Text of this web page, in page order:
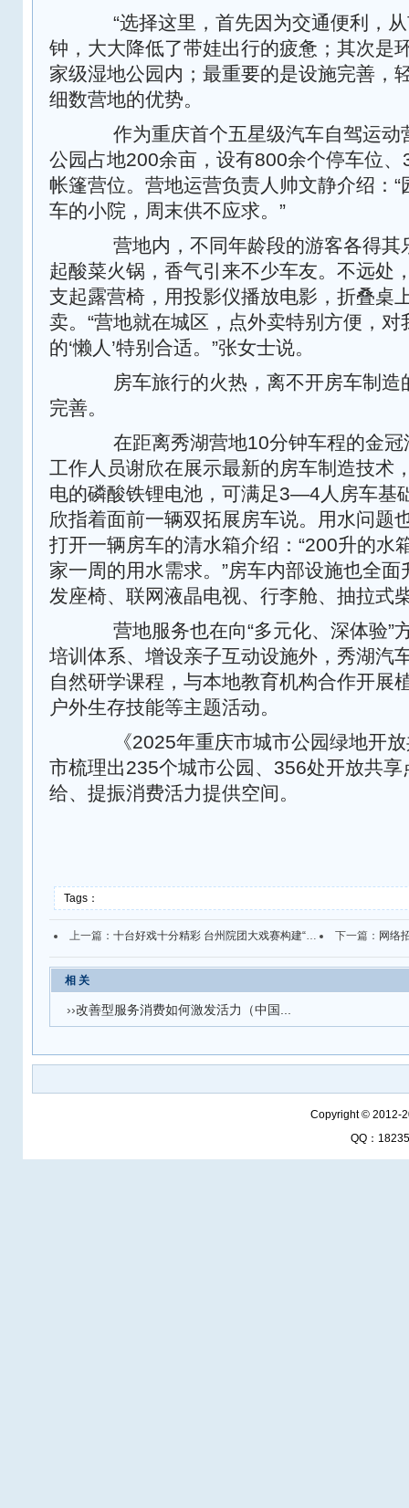
“选择这里，首先因为交通便利，从
钟，大大降低了带娃出行的疲惫；其次是
家级湿地公园内；最重要的是设施完善，
细数营地的优势。
作为重庆首个五星级汽车自驾运动
公园占地200余亩，设有800余个停车位
帐篷营位。营地运营负责人帅文静介绍：
车的小院，周末供不应求。”
营地内，不同年龄段的游客各得其
起酸菜火锅，香气引来不少车友。不远处
支起露营椅，用投影仪播放电影，折叠桌
卖。“营地就在城区，点外卖特别方便，
的‘懒人’特别合适。”张女士说。
房车旅行的火热，离不开房车制造
完善。
在距离秀湖营地10分钟车程的金冠
工作人员谢欣在展示最新的房车制造技术
电的磷酸铁锂电池，可满足3—4人房车基
欣指着面前一辆双拓展房车说。用水问题
打开一辆房车的清水箱介绍：“200升的水
家一周的用水需求。”房车内部设施也全
发座椅、联网液晶电视、行李舱、抽拉
营地服务也在向“多元化、深体验”
培训体系、增设亲子互动设施外，秀湖汽
自然研学课程，与本地教育机构合作开展
户外生存技能等主题活动。
《2025年重庆市城市公园绿地开放
市梳理出235个城市公园、356处开放共
给、提振消费活力提供空间。
Tags：
上一篇： 十台好戏十分精彩 台州院团大戏赛构建“戏曲+”新业态 下一篇： 网络
相 关
››改善型服务消费如何激发活力（中国...
Copyright © 2012-
QQ：